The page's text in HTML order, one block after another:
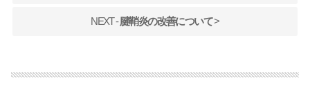
NEXT - 腱鞘炎の改善について>